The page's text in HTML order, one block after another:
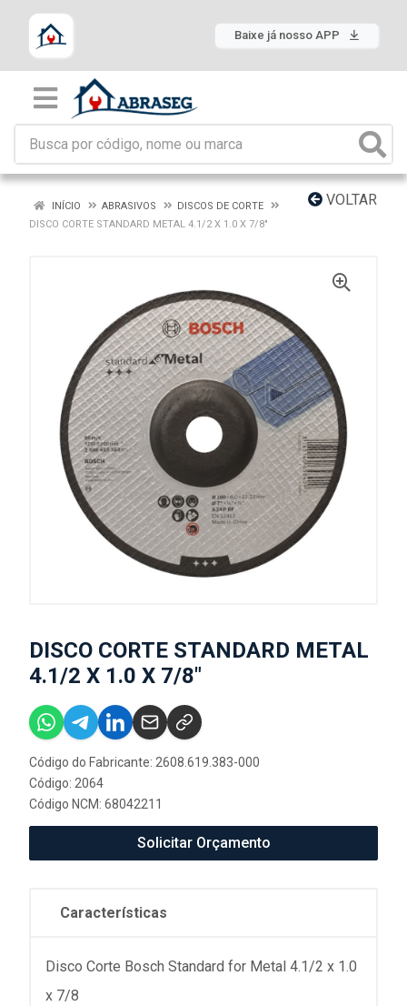
Baixe já nosso APP
VOLTAR
INÍCIO ABRASIVOS
DISCOS DE CORTE
DISCO CORTE STANDARD METAL 4.1/2 X 1.0 X 7/8"
DISCO CORTE STANDARD METAL
4.1/2 X 1.0 X 7/8"
Código do Fabricante: 2608.619.383-000
Código: 2064
Código NCM: 68042211
Solicitar Orçamento
Características
Disco Corte Bosch Standard for Metal 4.1/2 x 1.0
x 7/8